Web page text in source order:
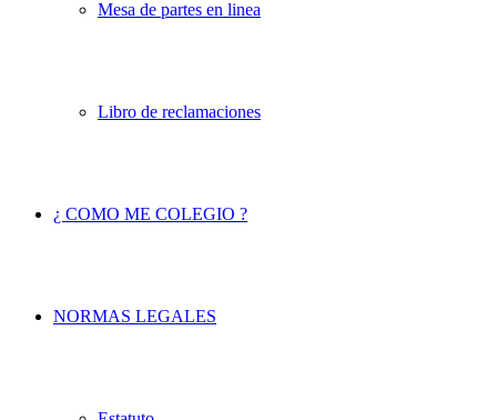
Mesa de partes en linea
Libro de reclamaciones
¿ COMO ME COLEGIO ?
NORMAS LEGALES